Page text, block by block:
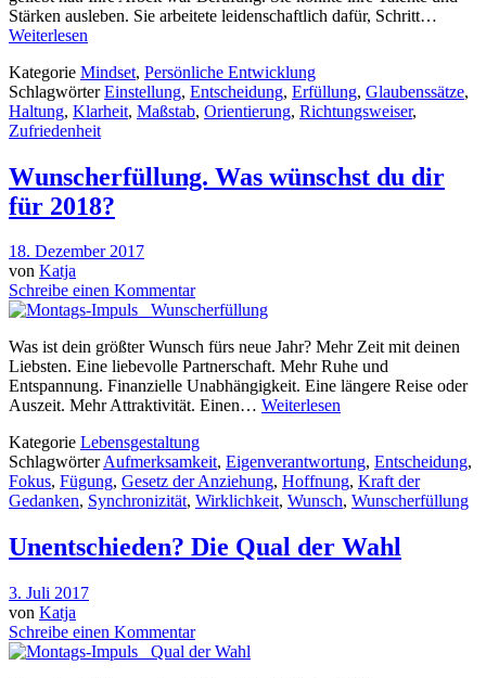
Stärken ausleben. Sie arbeitete leidenschaftlich dafür, Schritt…
Weiterlesen
Kategorie Mindset, Persönliche Entwicklung
SchlagwörterEinstellung, Entscheidung, Erfüllung, Glaubenssätze,
Haltung, Klarheit, Maßstab, Orientierung, Richtungsweiser,
Zufriedenheit
Wunscherfüllung. Was wünschst du dir
für 2018?
18. Dezember 2017
von Katja
Schreibe einen Kommentar
Was ist dein größter Wunsch fürs neue Jahr? Mehr Zeit mit deinen
Liebsten. Eine liebevolle Partnerschaft. Mehr Ruhe und
Entspannung. Finanzielle Unabhängigkeit. Eine längere Reise oder
Auszeit. Mehr Attraktivität. Einen… Weiterlesen
Kategorie Lebensgestaltung
SchlagwörterAufmerksamkeit, Eigenverantwortung, Entscheidung,
Fokus, Fügung, Gesetz der Anziehung, Hoffnung, Kraft der
Gedanken, Synchronizität, Wirklichkeit, Wunsch, Wunscherfüllung
Unentschieden? Die Qual der Wahl
3. Juli 2017
von Katja
Schreibe einen Kommentar